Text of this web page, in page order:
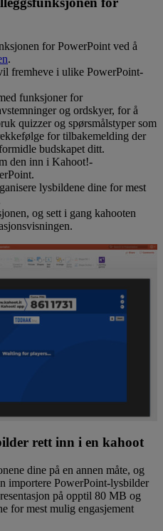
for PowerPoint ved å
.
fremheve i ulike PowerPoint-
funksjoner for
og ordskyer, for å
quizzer og spørsmålstyper som
for tilbakemelding der
budskapet ditt.
den inn i Kahoot!-
lysbildene dine for mest
og sett i gang kahooten
rett inn i en kahoot
dine på en annen måte, og
importere PowerPoint-lysbilder
på opptil 80 MB og
for mest mulig engasjement